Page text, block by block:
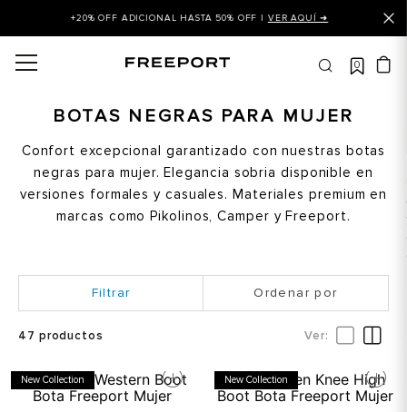
+20% OFF ADICIONAL HASTA 50% OFF | VER AQUÍ ➜
0
BOTAS NEGRAS PARA MUJER
Confort excepcional garantizado con nuestras botas
negras para mujer. Elegancia sobria disponible en
versiones formales y casuales. Materiales premium en
marcas como Pikolinos, Camper y Freeport.
Ordenar por
47 productos
New Collection New Collection
balance 327
tommy hilfiger
mujer